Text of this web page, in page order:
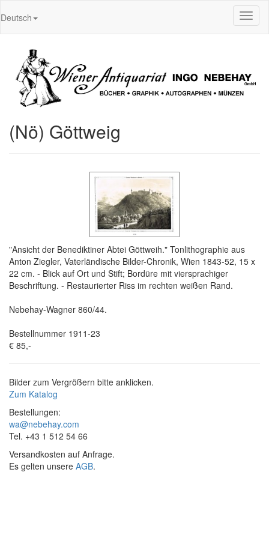
Deutsch
(Nö) Göttweig
"Ansicht der Benediktiner Abtei Göttweih." Tonlithographie aus
Anton Ziegler, Vaterländische Bilder-Chronik, Wien 1843-52, 15 x
22 cm. - Blick auf Ort und Stift; Bordüre mit viersprachiger
Beschriftung. - Restaurierter Riss im rechten weißen Rand.
Nebehay-Wagner 860/44.
Bestellnummer 1911-23
€ 85,-
Bilder zum Vergrößern bitte anklicken.
Zum Katalog
Bestellungen:
wa@nebehay.com
Tel. +43 1 512 54 66
Versandkosten auf Anfrage.
Es gelten unsere AGB.